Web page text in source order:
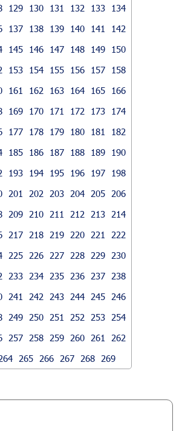
129 130 131 132 133
134
137 138 139 140 141
142
145 146 147 148 149
150
153 154 155 156 157
158
161 162 163 164 165
166
169 170 171 172 173
174
177 178 179 180 181
182
185 186 187 188 189
190
193 194 195 196 197
198
201 202 203 204 205
206
209 210 211 212 213
214
217 218 219 220 221
222
225 226 227 228 229
230
233 234 235 236 237
238
241 242 243 244 245
246
249 250 251 252 253
254
257 258 259 260 261
262
265 266 267 268 269